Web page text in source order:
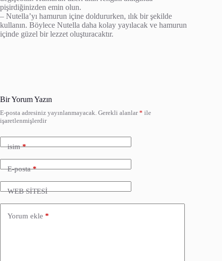
pişirdiğinizden emin olun.
– Nutella’yı hamurun içine doldururken, ılık bir şekilde
kullanın. Böylece Nutella daha kolay yayılacak ve hamurun
içinde güzel bir lezzet oluşturacaktır.
Bir Yorum Yazın
E-posta adresiniz yayınlanmayacak. Gerekli alanlar* ile
işaretlenmişlerdir
isim*
E-posta*
WEB SİTESİ
Yorum ekle *